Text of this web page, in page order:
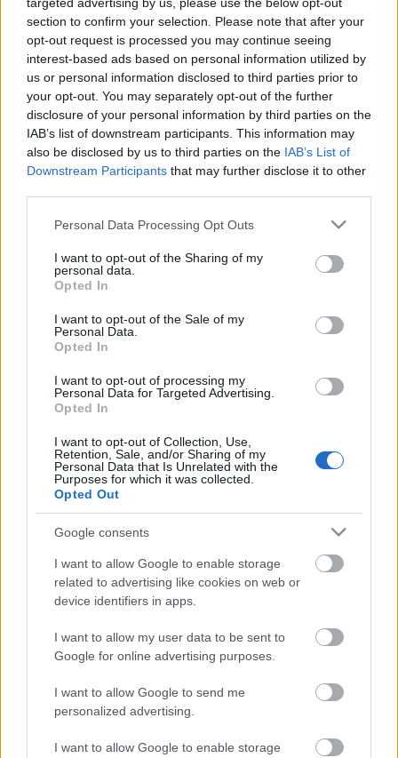
targeted advertising by us, please use the below opt-out
section to confirm your selection. Please note that after your
opt-out request is processed you may continue seeing
interest-based ads based on personal information utilized by
us or personal information disclosed to third parties prior to
your opt-out. You may separately opt-out of the further
disclosure of your personal information by third parties on the
IAB’s list of downstream participants. This information may
also be disclosed by us to third parties on the IAB’s List of
Downstream Participants that may further disclose it to other
Please note that this website/app uses one or more Google
not limited to your visit or usage behaviour. You may click to
grant or deny consent to Google and its third-party tags to
use your data for below specified purposes in below Google
consent section.
Personal Data Processing Opt Outs
I want to opt-out of the Sharing of my
personal data.
Opted In
I want to opt-out of the Sale of my
Personal Data.
Opted In
I want to opt-out of processing my
Personal Data for Targeted Advertising.
Opted In
I want to opt-out of Collection, Use,
Retention, Sale, and/or Sharing of my
Personal Data that Is Unrelated with the
Purposes for which it was collected.
Opted Out
Google consents
I want to allow Google to enable storage
related to advertising like cookies on web or
device identifiers in apps.
I want to allow my user data to be sent to
Google for online advertising purposes.
I want to allow Google to send me
personalized advertising.
I want to allow Google to enable storage
egy páran) tökéletes ajándék a fa alá! Azért pedig így
utólagosan is bocsánatot kérünk, hogy november
közepén, 20 fokban keltjük a karácsonyi hangulatot.
Very Murray Christmastrailere:
és a Murray-Phoenix vinyl borítója: